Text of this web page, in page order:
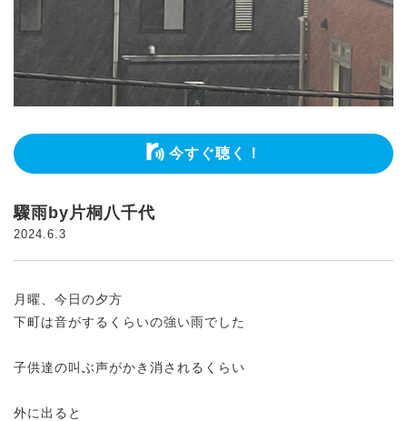
今すぐ聴く！
驟雨by片桐八千代
2024.6.3
月曜、今日の夕方
下町は音がするくらいの強い雨でした
子供達の叫ぶ声がかき消されるくらい
外に出ると